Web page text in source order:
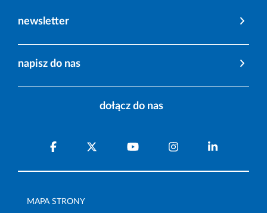
newsletter
napisz do nas
dołącz do nas
MAPA STRONY